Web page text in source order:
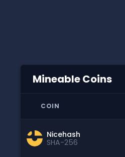
Mineable Coins
COIN
Nicehash
SHA-256